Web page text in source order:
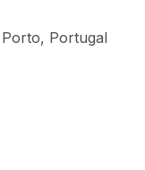
Porto, Portugal